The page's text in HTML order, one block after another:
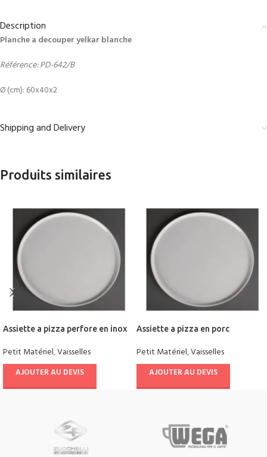
Description
Planche a decouper yelkar blanche
Référence: PD-642/B
Ø (cm): 60x40x2
Shipping and Delivery
Produits similaires
Assiette a pizza perfore en inox
Petit Matériel,Vaisselles
AJOUTER AU DEVIS
Assiette a pizza en porc
Petit Matériel,Vaisselles
AJOUTER AU DEVIS